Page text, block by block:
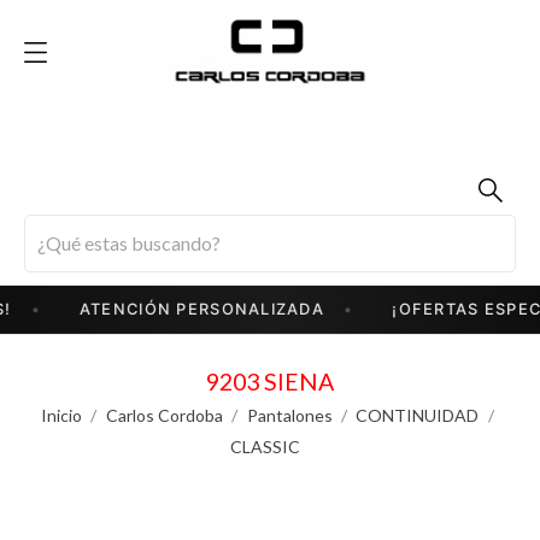
ATENCIÓN PERSONALIZADA ¡OFERTAS
9203 SIENA
Inicio Carlos Cordoba Pantalones
CONTINUIDAD
CLASSIC